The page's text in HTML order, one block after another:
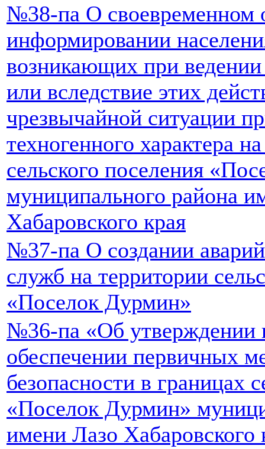
№38-па О своевременном
информировании
возникающих при
или вследствие этих
чрезвычайной ситуации
техногенного характера
сельского поселения
муниципального района
Хабаровского края
№37-па О создании
служб на территории
«Поселок Дурмин»
№36-па «Об утверждении
обеспечении первичных
безопасности в границах
«Поселок Дурмин»
имени Лазо Хабаровского